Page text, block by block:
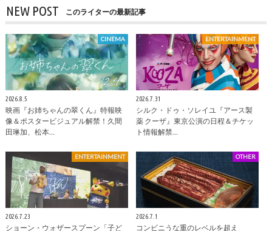
NEW POST このライターの最新記事
CINEMA
2026.8.5
映画『お姉ちゃんの翠くん』特報映
像＆ポスタービジュアル解禁！久間
田琳加、松本…
ENTERTAINMENT
2026.7.31
シルク・ドゥ・ソレイユ『アース製
薬 クーザ』東京公演の日程＆チケッ
ト情報解禁…
ENTERTAINMENT
2026.7.23
ショーン・ウォザースプーン「子ど
OTHER
2026.7.1
コンビニうな重のレベルを超え